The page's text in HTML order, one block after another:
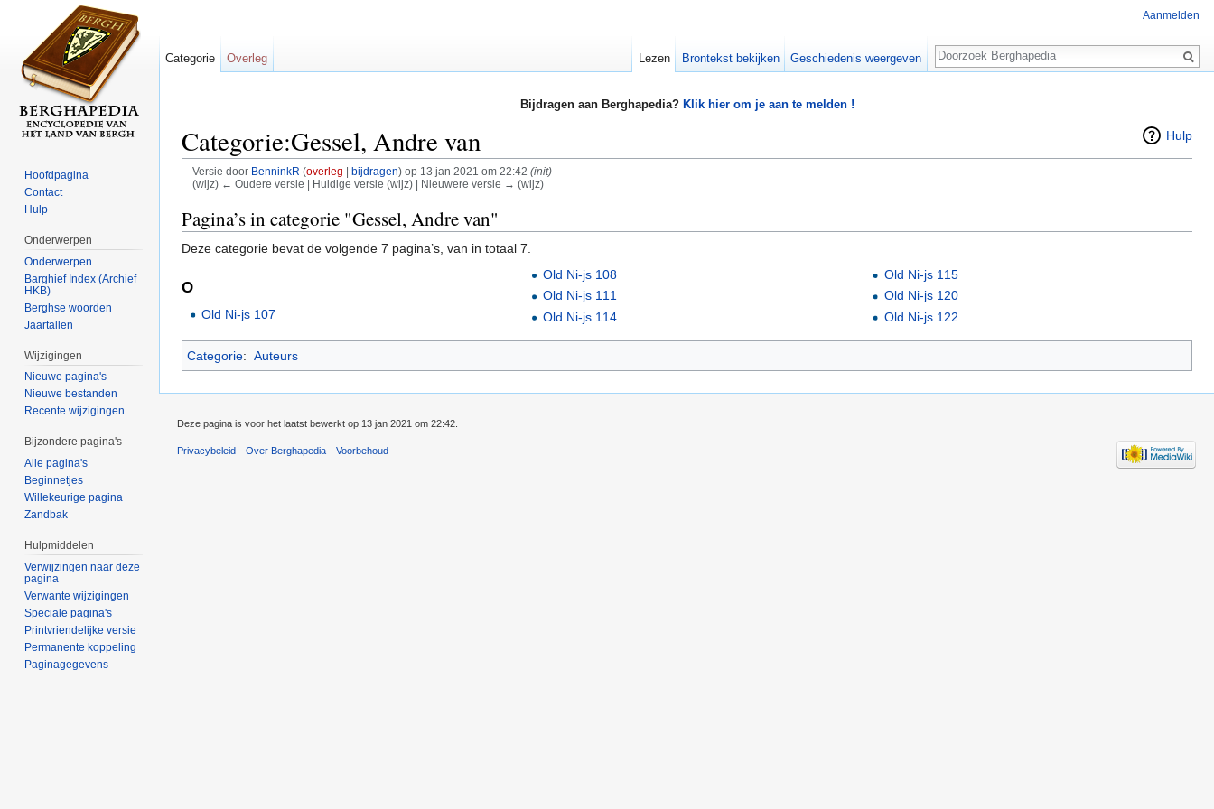
Bijdragen aan Berghapedia? Klik hier om je aan te melden !
Hulp
Categorie:Gessel, Andre van
Versie door BenninkR (overleg bijdragen)op 13 jan 2021 om 22:42 (init)
(wijz) ← Oudere versie | Huidige versie (wijz) | Nieuwere versie → (wijz)
Pagina’s in categorie "Gessel, Andre van"
Deze categorie bevat de volgende 7 pagina’s, van in totaal 7.
O
Old Ni-js 107
Old Ni-js 108
Old Ni-js 111
Old Ni-js 114
Old Ni-js 115
Old Ni-js 120
Old Ni-js 122
Categorie: Auteurs
Aanmelden
Categorie Overleg Lezen Brontekst bekijken Geschiedenis weergeven
Zoeken
Hoofdpagina
Contact
Hulp
Onderwerpen
Onderwerpen
Barghief Index (Archief
HKB)
Berghse woorden
Jaartallen
Wijzigingen
Nieuwe pagina's
Nieuwe bestanden
Recente wijzigingen
Bijzondere pagina's
Alle pagina's
Beginnetjes
Willekeurige pagina
Zandbak
Hulpmiddelen
Verwijzingen naar deze
pagina
Verwante wijzigingen
Speciale pagina's
Printvriendelijke versie
Permanente koppeling
Paginagegevens
Deze pagina is voor het laatst bewerkt op 13 jan 2021 om 22:42.
Privacybeleid Over Berghapedia Voorbehoud